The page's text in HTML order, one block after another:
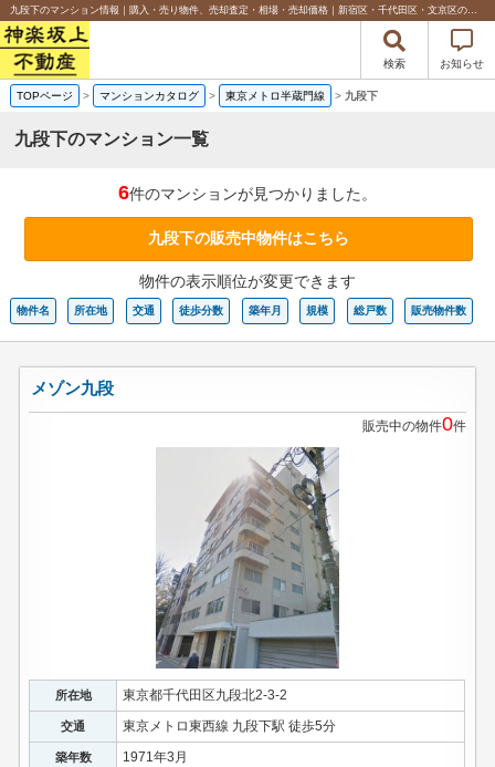
九段下のマンション情報｜購入・売り物件、売却査定・相場・売却価格｜新宿区・千代田区・文京区の不動産のことなら神楽坂上不動産
検索 お知らせ
TOPページ > マンションカタログ > 東京メトロ半蔵門線 > 九段下
九段下のマンション一覧
6件のマンションが見つかりました。
九段下の販売中物件はこちら
物件の表示順位が変更できます
物件名 所在地 交通 徒歩分数 築年月 規模 総戸数 販売物件数
メゾン九段
販売中の物件0件
所在地 東京都千代田区九段北2-3-2
交通 東京メトロ東西線 九段下駅 徒歩5分
築年数 1971年3月